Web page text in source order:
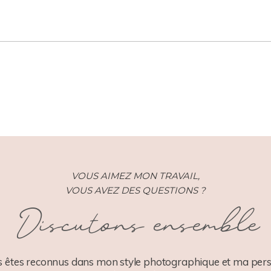
VOUS AIMEZ MON TRAVAIL,
VOUS AVEZ DES QUESTIONS ?
Discutons ensemble
êtes reconnus dans mon style photographique et ma